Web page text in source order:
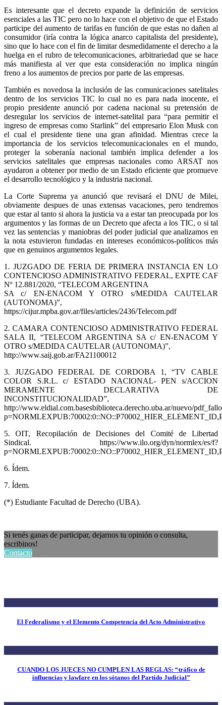
Es interesante que el decreto expande la definición de servicios
esenciales a las TIC pero no lo hace con el objetivo de que el Estado
participe del aumento de tarifas en función de que estas no dañen al
consumidor (iría contra la lógica anarco capitalista del presidente),
sino que lo hace con el fin de limitar desmedidamente el derecho a la
huelga en el rubro de telecomunicaciones, arbitrariedad que se hace
más manifiesta al ver que esta consideración no implica ningún
freno a los aumentos de precios por parte de las empresas.
También es novedosa la inclusión de las comunicaciones satelitales
dentro de los servicios TIC lo cual no es para nada inocente, el
propio presidente anunció por cadena nacional su pretensión de
desregular los servicios de internet-satelital para “para permitir el
ingreso de empresas como Starlink” del empresario Elon Musk con
el cual el presidente tiene una gran afinidad. Mientras crece la
importancia de los servicios telecomunicacionales en el mundo,
proteger la soberanía nacional también implica defender a los
servicios satelitales que empresas nacionales como ARSAT nos
ayudaron a obtener por medio de un Estado eficiente que promueve
el desarrollo tecnológico y la industria nacional.
La Corte Suprema ya anunció que revisará el DNU de Milei,
obviamente despues de unas extensas vacaciones, pero tendremos
que estar al tanto si ahora la justicia va a estar tan preocupada por los
argumentos y las formas de un Decreto que afecta a los TIC, o si tal
vez las sentencias y maniobras del poder judicial que analizamos en
la nota estuvieron fundadas en intereses económicos-políticos más
que en genuinos argumentos legales.
1. JUZGADO DE FERIA DE PRIMERA INSTANCIA EN LO
CONTENCIOSO ADMINISTRATIVO FEDERAL, EXPTE CAF
Nº 12.881/2020, “TELECOM ARGENTINA
SA c/ EN-ENACOM Y OTRO s/MEDIDA CAUTELAR
(AUTONOMA)”,
https://cijur.mpba.gov.ar/files/articles/2436/Telecom.pdf
2. CAMARA CONTENCIOSO ADMINISTRATIVO FEDERAL
SALA II, “TELECOM ARGENTINA SA c/ EN-ENACOM Y
OTRO s/MEDIDA CAUTELAR (AUTONOMA)”,
http://www.saij.gob.ar/FA21100012
3. JUZGADO FEDERAL DE CORDOBA 1, “TV CABLE
COLOR S.R.L. c/ ESTADO NACIONAL- PEN s/ACCION
MERAMENTE DECLARATIVA DE
INCONSTITUCIONALIDAD”,
http://www.eldial.com.basesbiblioteca.derecho.uba.ar/nuevo/
5. OIT, Recopilación de Decisiones del Comité de Libertad
Sindical. https://www.ilo.org/dyn/normlex/es/f?
6. Ídem.
7. Ídem.
(*) Estudiante Facultad de Derecho (UBA).
Si tenés ganas de participar, dejarnos tu opinión o consulta,
escribinos!
Contacto
El Federalismo y el Elemento Competencia del Acto Administrativo
CUANDO LOS JUECES NO CUMPLEN LAS REGLAS: “tráfico de
influencias y lawfare en los sótanos del Partido Judicial”